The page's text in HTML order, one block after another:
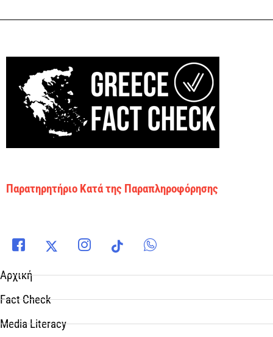
Παρατηρητήριο Κατά της Παραπληροφόρησης
Αρχική
Fact Check
Media Literacy